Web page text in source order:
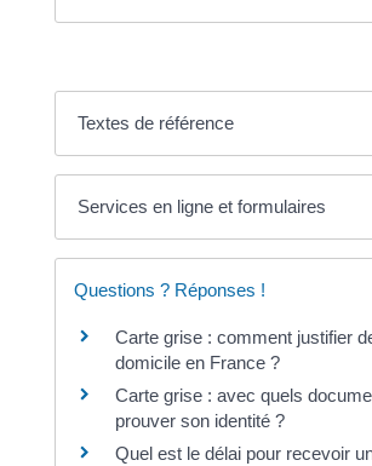
Textes de référence
Services en ligne et formulaires
Questions ? Réponses !
Carte grise : comment justifier
domicile en France ?
Carte grise : avec quels
prouver son identité ?
Quel est le délai pour recevoir